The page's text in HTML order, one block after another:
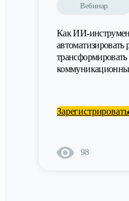
Вебинар
Как ИИ-
98